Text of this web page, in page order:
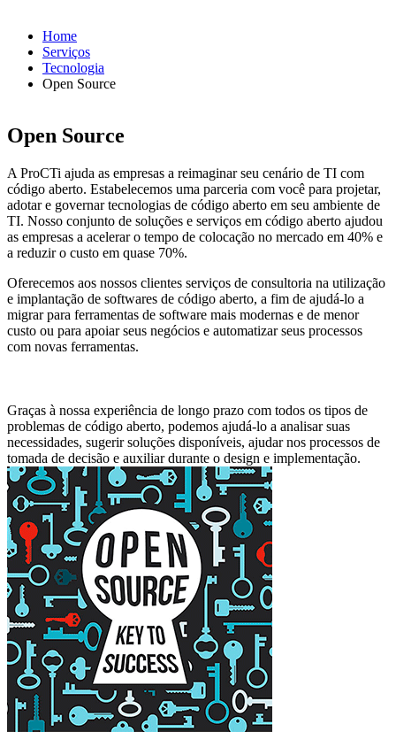
Home
Serviços
Tecnologia
Open Source
Open Source
A ProCTi ajuda as empresas a reimaginar seu cenário de TI com
código aberto. Estabelecemos uma parceria com você para projetar,
adotar e governar tecnologias de código aberto em seu ambiente de
TI. Nosso conjunto de soluções e serviços em código aberto ajudou
as empresas a acelerar o tempo de colocação no mercado em 40% e
a reduzir o custo em quase 70%.
Oferecemos aos nossos clientes serviços de consultoria na utilização
e implantação de softwares de código aberto, a fim de ajudá-lo a
migrar para ferramentas de software mais modernas e de menor
custo ou para apoiar seus negócios e automatizar seus processos
com novas ferramentas.
Graças à nossa experiência de longo prazo com todos os tipos de
problemas de código aberto, podemos ajudá-lo a analisar suas
necessidades, sugerir soluções disponíveis, ajudar nos processos de
tomada de decisão e auxiliar durante o design e implementação.